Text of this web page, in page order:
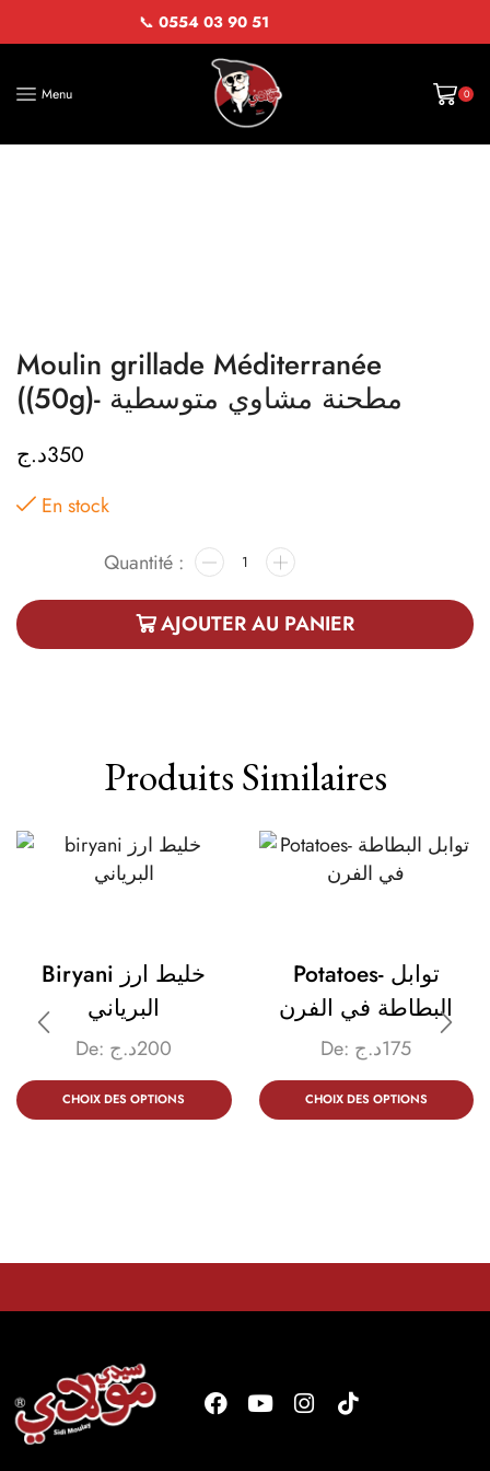
📞 0554 03 90 51
Menu 0
Moulin grillade Méditerranée
((50g)- مطحنة مشاوي متوسطية
350د.ج
En stock
AJOUTER AU PANIER
Produits Similaires
Biryani خليط ارز
البرياني
De: 200د.ج
CHOIX DES OPTIONS
Potatoes- توابل
البطاطة في الفرن
De: 175د.ج
CHOIX DES OPTIONS